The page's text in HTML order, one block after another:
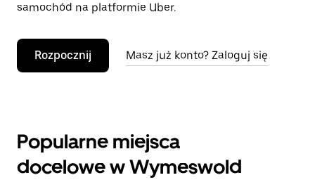
samochód na platformie Uber.
Rozpocznij Masz już konto? Zaloguj się
Popularne miejsca
docelowe w Wymeswold